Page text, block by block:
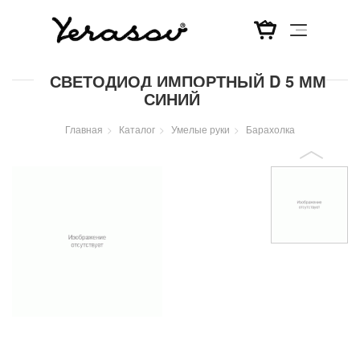
СВЕТОДИОД ИМПОРТНЫЙ D 5 ММ
СИНИЙ
Главная Каталог Умелые руки Барахолка